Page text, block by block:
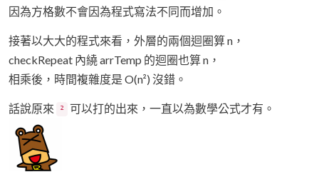
因為方格數不會因為程式寫法不同而增加。
接著以大大的程式來看，外層的兩個迴圈算 n，
checkRepeat 內繞 arrTemp 的迴圈也算 n，
相乘後，時間複雜度是 O(n²) 沒錯。
話說原來 ² 可以打的出來，一直以為數學公式才有。